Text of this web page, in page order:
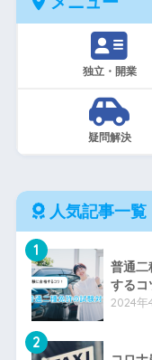
独立・開業
疑問解決
人気記事一覧
1
普通二
するコ
2024年
2